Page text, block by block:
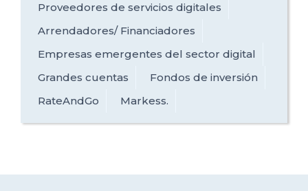
Proveedores de servicios digitales
Arrendadores/ Financiadores
Empresas emergentes del sector digital
Grandes cuentas
Fondos de inversión
RateAndGo
Markess.